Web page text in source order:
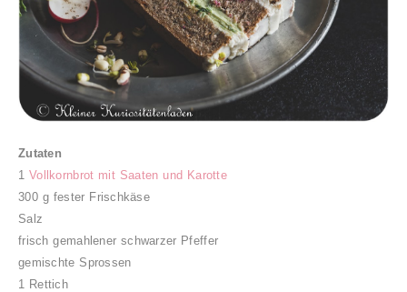
Zutaten
1Vollkornbrot mit Saaten und Karotte
300 g fester Frischkäse
Salz
frisch gemahlener schwarzer Pfeffer
gemischte Sprossen
1 Rettich